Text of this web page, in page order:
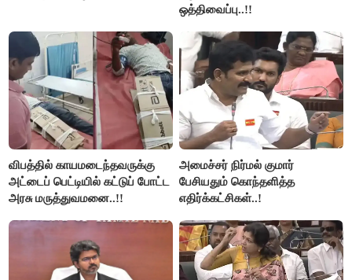
ஒத்திவைப்பு..!!
விபத்தில் காயமடைந்தவருக்கு
அட்டைப் பெட்டியில் கட்டுப் போட்ட
அரசு மருத்துவமனை..!!
அமைச்சர் நிர்மல் குமார்
பேசியதும் கொந்தளித்த
எதிர்க்கட்சிகள்..!